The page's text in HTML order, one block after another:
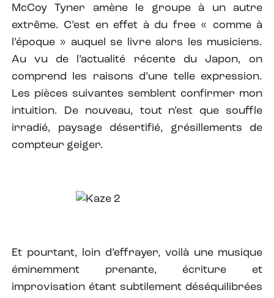
McCoy Tyner amène le groupe à un autre
extrême. C’est en effet à du free « comme à
l’époque » auquel se livre alors les musiciens.
Au vu de l’actualité récente du Japon, on
comprend les raisons d’une telle expression.
Les pièces suivantes semblent confirmer mon
intuition. De nouveau, tout n’est que souffle
irradié, paysage désertifié, grésillements de
compteur geiger.
Et pourtant, loin d’effrayer, voilà une musique
éminemment prenante, écriture et
improvisation étant subtilement déséquilibrées